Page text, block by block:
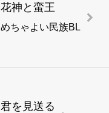
花神と蛮王
めちゃよい民族BL
君を見送る